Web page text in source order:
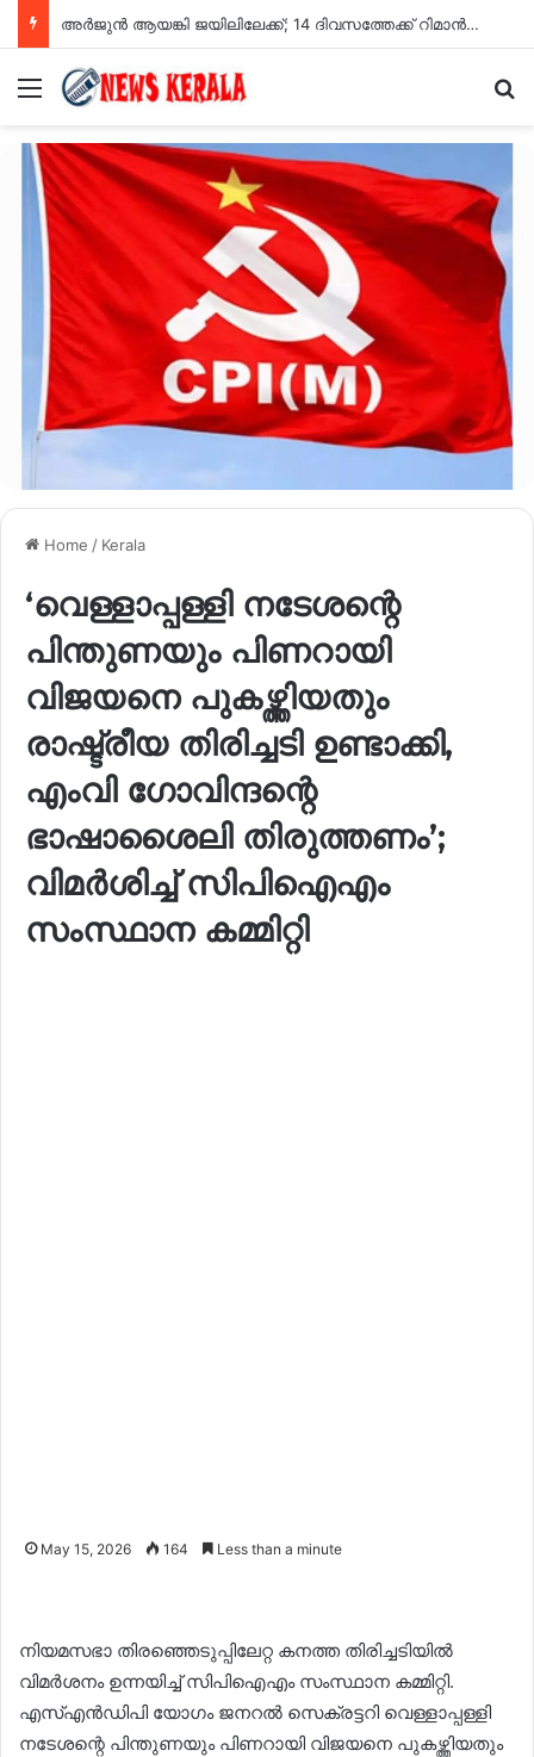
അർജുൻ ആയങ്കി ജയിലിലേക്ക്; 14 ദിവസത്തേക്ക് റിമാൻഡ് ചെയ്തു
Menu
Home / Kerala
‘വെള്ളാപ്പള്ളി നടേശന്റെ
പിന്തുണയും പിണറായി
വിജയനെ പുകഴ്ത്തിയതും
രാഷ്ട്രീയ തിരിച്ചടി ഉണ്ടാക്കി,
എംവി ഗോവിന്ദന്റെ
ഭാഷാശൈലി തിരുത്തണം’;
വിമർശിച്ച് സിപിഐഎം
സംസ്ഥാന കമ്മിറ്റി
May 15, 2026 164 Less than a minute
നിയമസഭാ തിരഞ്ഞെടുപ്പിലേറ്റ കനത്ത തിരിച്ചടിയിൽ
വിമർശനം ഉന്നയിച്ച് സിപിഐഎം സംസ്ഥാന കമ്മിറ്റി.
എസ്എൻ‌ഡിപി യോഗം ജനറൽ സെക്രട്ടറി വെള്ളാപ്പള്ളി
നടേശന്റെ പിന്തുണയും പിണറായി വിജയനെ പുകഴ്ത്തിയതും